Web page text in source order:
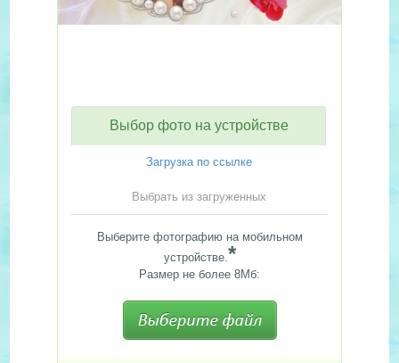
Выбор фото на устройстве
Загрузка по ссылке
Выбрать из загруженных
Выберите фотографию на мобильном
устройстве.*
Размер не более 8Мб: